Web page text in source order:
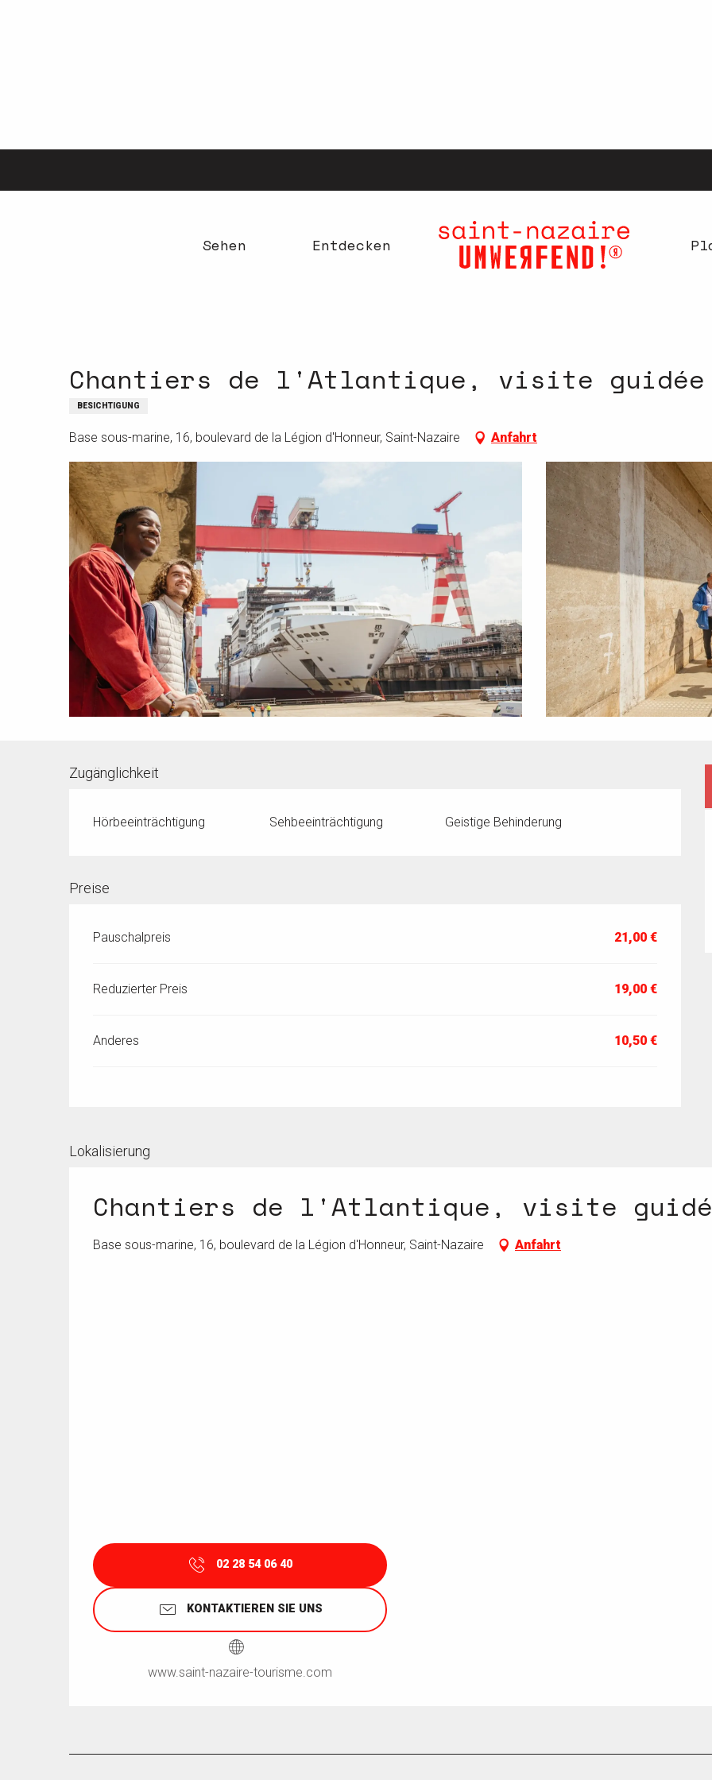
Sehen Entdecken
Chantiers de l'Atlantique, visite guidée
BESICHTIGUNG
Base sous-marine, 16, boulevard de la Légion d'Honneur, Saint-Nazaire Anfahrt
Zugänglichkeit
Hörbeeinträchtigung Sehbeeinträchtigung Geistige Behinderung
Preise
Pauschalpreis 21,00 €
Reduzierter Preis 19,00 €
Anderes 10,50 €
Lokalisierung
Chantiers de l'Atlantique, visite
Base sous-marine, 16, boulevard de la Légion d'Honneur, Saint-Nazaire Anfahrt
02 28 54 06 40
KONTAKTIEREN SIE UNS
www.saint-nazaire-tourisme.com